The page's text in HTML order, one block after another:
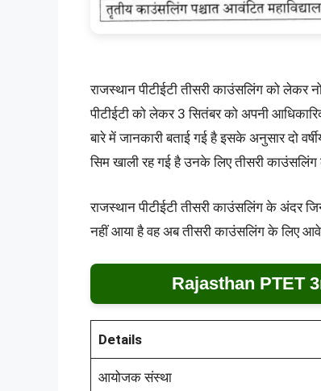
राजस्थान पीटीईटी तीसरी काउंसलिंग को लेकर
पीटीईटी को लेकर 3 सितंबर को अपनी
बारे में जानकारी बताई गई है इसके अनुसार दो
सिम खाली रह गई है उनके लिए तीसरी
राजस्थान पीटीईटी तीसरी काउंसलिंग के अंदर
नहीं आया है वह अब तीसरी काउंसलिंग के लिए
Rajasthan PTET
Details
आयोजक संस्था